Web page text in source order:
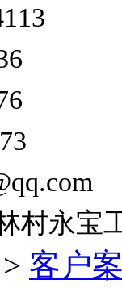
村永宝
> 客户